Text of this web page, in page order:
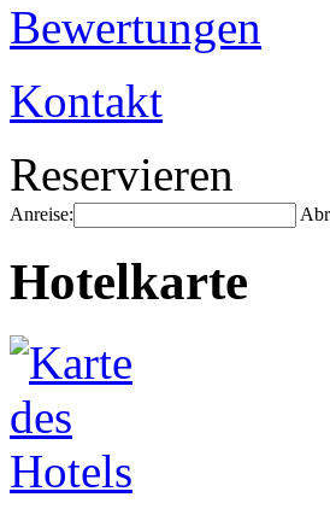
Bewertungen
Kontakt
Reservieren
Anreise:
Hotelkarte